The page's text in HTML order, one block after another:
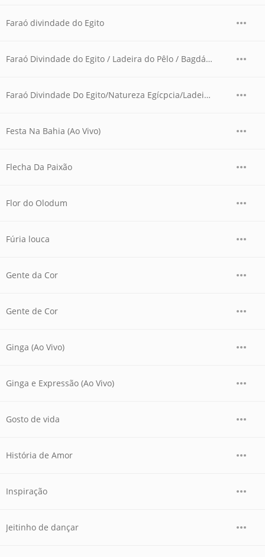
Faraó divindade do Egito
Faraó Divindade do Egito / Ladeira do Pêlo / Bagdá (Ao Vivo)
Faraó Divindade Do Egito/Natureza Egícpcia/Ladeira Do Pelô
Festa Na Bahia (Ao Vivo)
Flecha Da Paixão
Flor do Olodum
Fúria louca
Gente da Cor
Gente de Cor
Ginga (Ao Vivo)
Ginga e Expressão (Ao Vivo)
Gosto de vida
História de Amor
Inspiração
Jeitinho de dançar